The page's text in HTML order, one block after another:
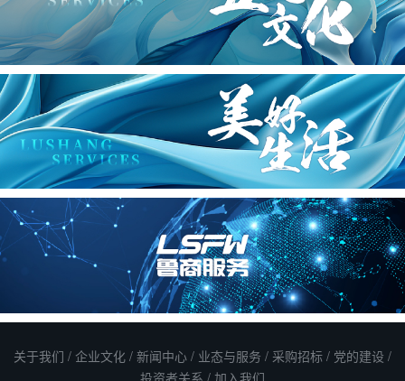
关于我们 / 企业文化 / 新闻中心 / 业态与服务 / 采购招标 / 党的建设 /
投资者关系 / 加入我们